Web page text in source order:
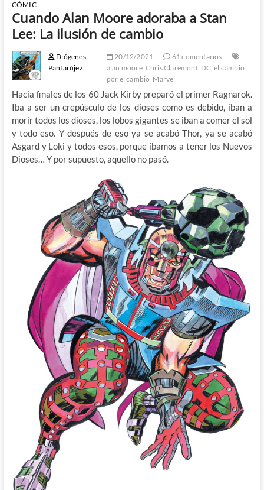
CÓMIC
Cuando Alan Moore adoraba a Stan
Lee: La ilusión de cambio
Diógenes
Pantarújez
20/12/2021
61 comentarios
alan moore Chris Claremont DC el cambio
por el cambio Marvel
Hacia finales de los 60 Jack Kirby preparó el primer Ragnarok.
Iba a ser un crepúsculo de los dioses como es debido, iban a
morir todos los dioses, los lobos gigantes se iban a comer el sol
y todo eso. Y después de eso ya se acabó Thor, ya se acabó
Asgard y Loki y todos esos, porque íbamos a tener los Nuevos
Dioses… Y por supuesto, aquello no pasó.